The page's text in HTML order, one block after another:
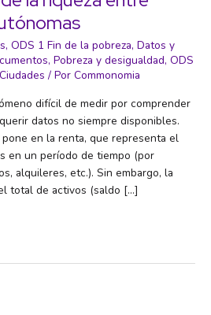
, ODS 1 Fin de la pobreza, Datos y
, Pobreza y desigualdad, ODS
/ Por Commonomia
difícil de medir por comprender
datos no siempre disponibles.
en la renta, que representa el
en un período de tiempo (por
alquileres, etc.). Sin embargo, la
total de activos (saldo […]